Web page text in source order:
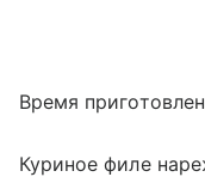
Время
Куриное филе